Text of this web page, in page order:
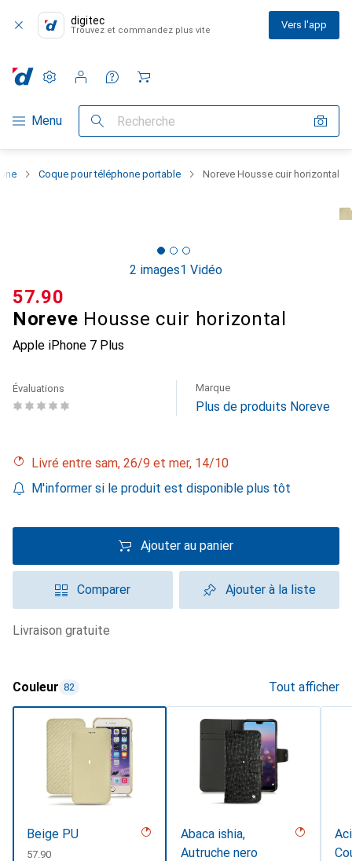
digitec
Trouvez et commandez plus vite Vers l'app
Navigation par catégorie
Menu Recherche
Paramètres
Compte client
Listes de comparaison
Listes d'envies
Panier
Coque pour téléphone portable Noreve Housse cuir horizontal
2 images1 Vidéo
Noreve Housse cuir horizontal
Apple iPhone 7 Plus
CHF
57.90
Évaluations Marque
Plus de produits Noreve
Livré entre sam, 26/9 et mer, 14/10
M'informer si le produit est disponible plus tôt
Ajouter au panier
Comparer Ajouter à la liste
livraison gratuite
Couleur 82 Tout afficher
Beige PU
CHF
57.90
Abaca ishia,
Autruche nero